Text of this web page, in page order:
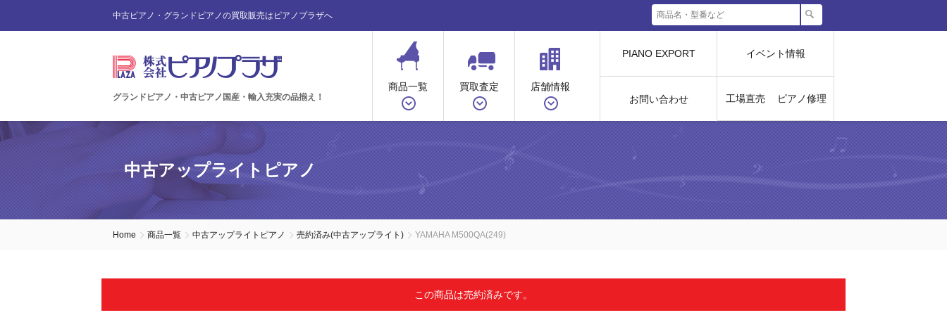
中古ピアノ・グランドピアノの買取販売はピアノプラザへ
グランドピアノ・中古ピアノ国産・輸入充実の品揃え！
商品一覧 買取査定 店舗情報
PIANO EXPORT
お問い合わせ
イベント情報
工場直売 ピアノ修理
中古アップライトピアノ
Home 商品一覧 中古アップライトピアノ 売約済み(中古アップライト) YAMAHA M500QA(249)
この商品は売約済みです。